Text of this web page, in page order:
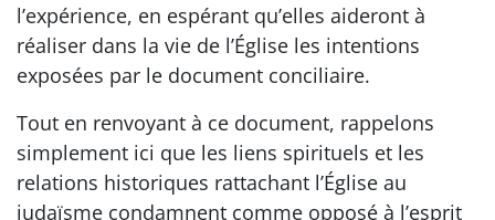
l’expérience, en espérant qu’elles aideront à
réaliser dans la vie de l’Église les intentions
exposées par le document conciliaire.
Tout en renvoyant à ce document, rappelons
simplement ici que les liens spirituels et les
relations historiques rattachant l’Église au
judaïsme condamnent comme opposé à l’esprit